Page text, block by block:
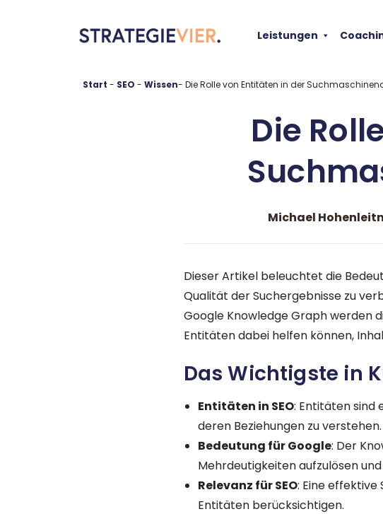
Leistungen
Start - SEO - - Die Rolle von Entitäten in der
Die
Michael
Dieser Artikel beleuchtet die
Qualität der Suchergebnisse zu
Google Knowledge Graph werden
Entitäten dabei helfen können,
Das Wichtigste in
Entitäten in SEO: Entitäten sind
deren Beziehungen zu verstehen.
Bedeutung für Google: Der
Mehrdeutigkeiten aufzulösen
Relevanz für SEO: Eine effektive
Entitäten berücksichtigen.